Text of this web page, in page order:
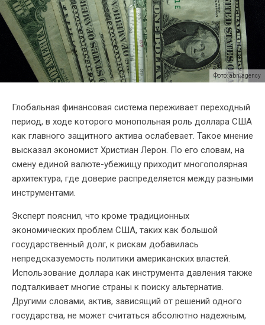
Фото: abn.agency
Глобальная финансовая система переживает переходный
период, в ходе которого монопольная роль доллара США
как главного защитного актива ослабевает. Такое мнение
высказал экономист Христиан Лерон. По его словам, на
смену единой валюте-убежищу приходит многополярная
архитектура, где доверие распределяется между разными
инструментами.
Эксперт пояснил, что кроме традиционных
экономических проблем США, таких как большой
государственный долг, к рискам добавилась
непредсказуемость политики американских властей.
Использование доллара как инструмента давления также
подталкивает многие страны к поиску альтернатив.
Другими словами, актив, зависящий от решений одного
государства, не может считаться абсолютно надежным,